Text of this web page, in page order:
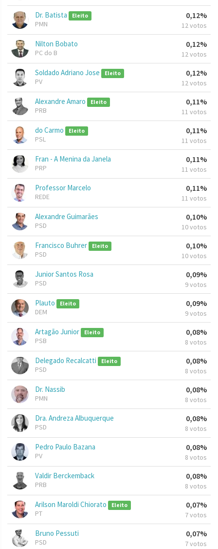
Dr. Batista Eleito
PMN
0,12%
12 votos
Nilton Bobato
PC do B
0,12%
12 votos
Soldado Adriano Jose Eleito
PV
0,12%
12 votos
Alexandre Amaro Eleito
PRB
0,11%
11 votos
do Carmo Eleito
PSL
0,11%
11 votos
Fran - A Menina da Janela
PRP
0,11%
11 votos
Professor Marcelo
REDE
0,11%
11 votos
Alexandre Guimarães
PSD
0,10%
10 votos
Francisco Buhrer Eleito
PSD
0,10%
10 votos
Junior Santos Rosa
PSD
0,09%
9 votos
Plauto Eleito
DEM
0,09%
9 votos
Artagão Junior Eleito
PSB
0,08%
8 votos
Delegado Recalcatti Eleito
PSD
0,08%
8 votos
Dr. Nassib
PMN
0,08%
8 votos
Dra. Andreza Albuquerque
PSD
0,08%
8 votos
Pedro Paulo Bazana
PV
0,08%
8 votos
Valdir Berckemback
PRB
0,08%
8 votos
Arilson Maroldi Chiorato Eleito
PT
0,07%
7 votos
Bruno Pessuti
PSD
0,07%
7 votos